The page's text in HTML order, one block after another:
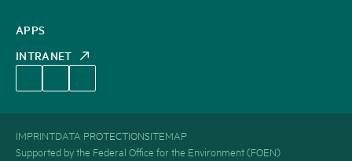
APPS
INTRANET
IMPRINTDATA PROTECTIONSITEMAP
Supported by the Federal Office for the Environment (FOEN)